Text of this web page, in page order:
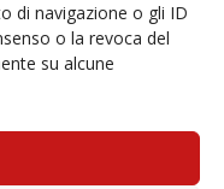
di navigazione o gli ID
o la revoca del
su alcune